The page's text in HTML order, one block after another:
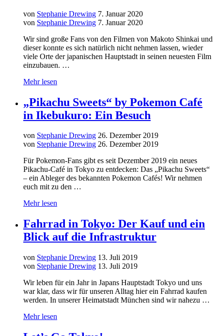
von Stephanie Drewing 7. Januar 2020
von Stephanie Drewing 7. Januar 2020
Wir sind große Fans von den Filmen von Makoto Shinkai und
dieser konnte es sich natürlich nicht nehmen lassen, wieder
viele Orte der japanischen Hauptstadt in seinen neuesten Film
einzubauen. …
Mehr lesen
„Pikachu Sweets“ by Pokemon Café
in Ikebukuro: Ein Besuch
von Stephanie Drewing 26. Dezember 2019
von Stephanie Drewing 26. Dezember 2019
Für Pokemon-Fans gibt es seit Dezember 2019 ein neues
Pikachu-Café in Tokyo zu entdecken: Das „Pikachu Sweets“
– ein Ableger des bekannten Pokemon Cafés! Wir nehmen
euch mit zu den …
Mehr lesen
Fahrrad in Tokyo: Der Kauf und ein
Blick auf die Infrastruktur
von Stephanie Drewing 13. Juli 2019
von Stephanie Drewing 13. Juli 2019
Wir leben für ein Jahr in Japans Hauptstadt Tokyo und uns
war klar, dass wir für unseren Alltag hier ein Fahrrad kaufen
werden. In unserer Heimatstadt München sind wir nahezu …
Mehr lesen